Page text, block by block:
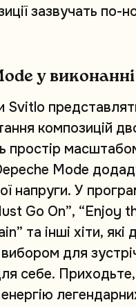
иції зазвучать по-н
ode у виконанні
Svitlo представлят
ання композицій дв
ь простір масштабо
epeche Mode додад
ої напруги. У програ
ust Go On”, “Enjoy t
in” та інші хіти, які д
вибором для зустрі
ля себе. Приходьте,
енергію легендарни